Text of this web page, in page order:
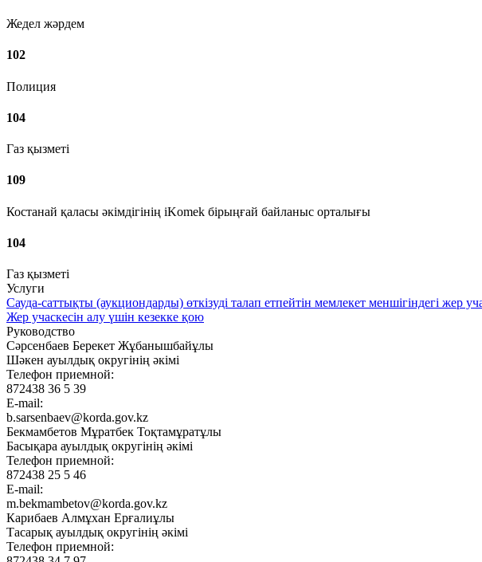
Жедел жәрдем
102
Полиция
104
Газ қызметі
109
Костанай қаласы әкімдігінің iKomek бірыңғай байланыс орталығы
104
Газ қызметі
Услуги
Сауда-саттықты (аукциондарды) өткізуді талап етпейтін мемлекет меншігіндегі жер
Жер учаскесін алу үшін кезекке қою
Руководство
Сәрсенбаев Берекет Жұбанышбайұлы
Шәкен ауылдық округінің әкімі
Телефон приемной:
872438 36 5 39
E-mail:
b.sarsenbaev@korda.gov.kz
Бекмамбетов Мұратбек Тоқтамұратұлы
Басықара ауылдық округінің әкімі
Телефон приемной:
872438 25 5 46
E-mail:
m.bekmambetov@korda.gov.kz
Карибаев Алмұхан Ерғалиұлы
Тасарық ауылдық округінің әкімі
Телефон приемной: